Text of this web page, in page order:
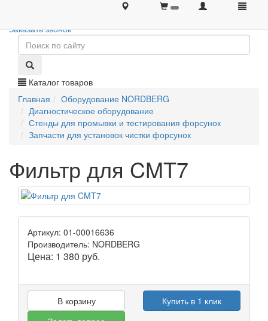
+7 (495) 646-08-66 +7 (495) 646-08-66
Заказать звонок
Каталог товаров
Главная
Оборудование NORDBERG
Диагностическое оборудование
Стенды для промывки и тестирования форсунок
Запчасти для установок чистки форсунок
Фильтр для CMT7
Артикул: 01-00016636
Производитель: NORDBERG
Цена: 1 380 руб.
В корзину
Купить в 1 клик